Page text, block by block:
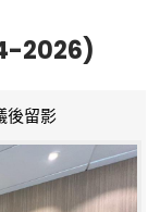
2026)
後留影